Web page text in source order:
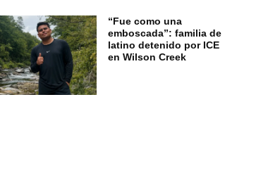
“Fue como una
emboscada”: familia de
latino detenido por ICE
en Wilson Creek